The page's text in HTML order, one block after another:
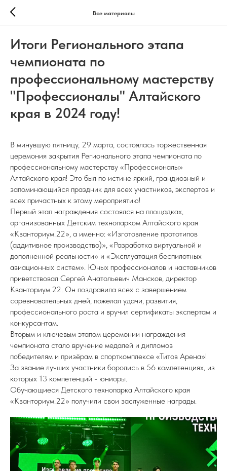
Все материалы
Итоги Регионального этапа
чемпионата по
профессиональному мастерству
"Профессионалы" Алтайского
края в 2024 году!
В минувшую пятницу, 29 марта, состоялась торжественная
церемония закрытия Регионального этапа чемпионата по
профессиональному мастерству «Профессионалы»
Алтайского края! Это был по истине яркий, грандиозный и
запоминающийся праздник для всех участников, экспертов и
всех причастных к этому мероприятию!
Первый этап награждения состоялся на площадках,
организованных Детским технопарком Алтайского края
«Кванториум.22», а именно: «Изготовление прототипов
(аддитивное производство)», «Разработка виртуальной и
дополненной реальности» и «Эксплуатация беспилотных
авиационных систем». Юных профессионалов и наставников
приветствовал Сергей Анатольевич Мансков, директор
Кванториум.22. Он поздравила всех с завершением
соревновательных дней, пожелал удачи, развития,
профессионального роста и вручил сертификаты экспертам и
конкурсантам.
Вторым и ключевым этапом церемонии награждения
чемпионата стало вручение медалей и дипломов
победителям и призёрам в спорткомплексе «Титов Арена»!
За звание лучших участники боролись в 56 компетенциях, из
которых 13 компетенций - юниоры.
Обучающиеся Детского технопарка Алтайского края
«Кванториум.22» получили свои заслуженные награды.